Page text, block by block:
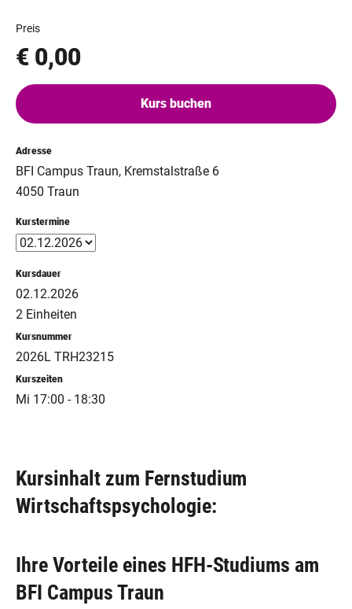
Kursinhalt zum Fernstudium
Wirtschaftspsychologie:
Ihre Vorteile eines HFH-Studiums am
BFI Campus Traun
Adresse
BFI Campus Traun, Kremstalstraße 6
4050 Traun
Kurstermine
Kursdauer
02.12.2026
2 Einheiten
Kursnummer
2026L TRH23215
Kurszeiten
Mi 17:00 - 18:30
Preis
€ 0,00
Kurs buchen